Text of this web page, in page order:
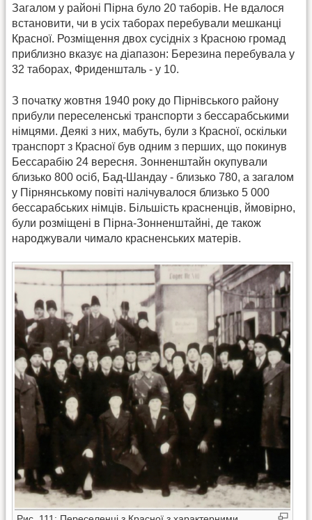
Загалом у районі Пірна було 20 таборів. Не вдалося
встановити, чи в усіх таборах перебували мешканці
Красної. Розміщення двох сусідніх з Красною громад
приблизно вказує на діапазон: Березина перебувала у
32 таборах, Фриденшталь - у 10.
З початку жовтня 1940 року до Пірнівського району
прибули переселенські транспорти з бессарабськими
німцями. Деякі з них, мабуть, були з Красної, оскільки
транспорт з Красної був одним з перших, що покинув
Бессарабію 24 вересня. Зонненштайн окупували
близько 800 осіб, Бад-Шандау - близько 780, а загалом
у Пірнянському повіті налічувалося близько 5 000
бессарабських німців. Більшість красненців, ймовірно,
були розміщені в Пірна-Зонненштайні, де також
народжували чимало красненських матерів.